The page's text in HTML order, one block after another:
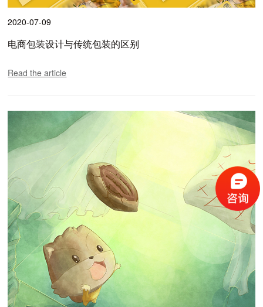
2020-07-09
电商包装设计与传统包装的区别
Read the article